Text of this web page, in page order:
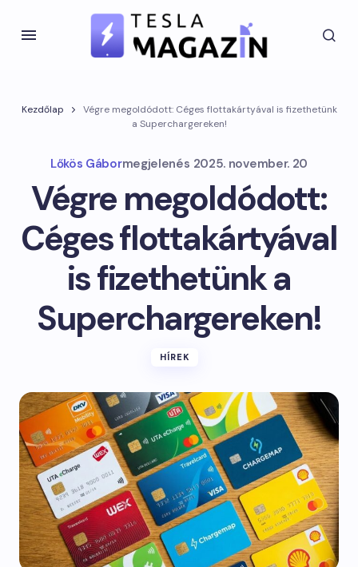
Kezdőlap
Végre megoldódott: Céges flottakártyával is fizethetünk
a Superchargereken!
Lőkös Gábormegjelenés 2025. november. 20
Végre megoldódott:
Céges flottakártyával
is fizethetünk a
Superchargereken!
HÍREK